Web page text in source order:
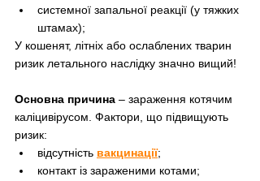
системної запальної реакції (у тяжких
штамах);
У кошенят, літніх або ослаблених тварин
ризик летального наслідку значно вищий!
Основна причина – зараження котячим
каліцивірусом. Фактори, що підвищують
ризик:
відсутність вакцинації;
контакт із зараженими котами;